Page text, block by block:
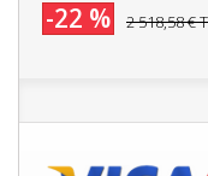
-22 % 2 518,58 €